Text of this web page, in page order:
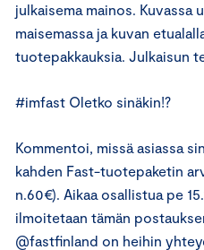
julkaisema mainos. Kuvassa
maisemassa ja kuvan
tuotepakkauksia. Julkaisun
#imfast Oletko sinäkin!?
Kommentoi, missä asiassa
kahden Fast-tuotepaketin
n.60€). Aikaa osallistua pe
ilmoitetaan tämän
@fastfinland on heihin